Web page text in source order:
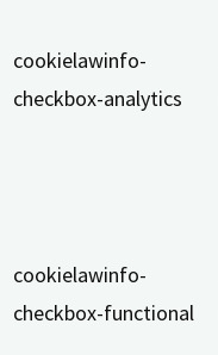
cookielawinfo-
checkbox-analytics
cookielawinfo-
checkbox-functional